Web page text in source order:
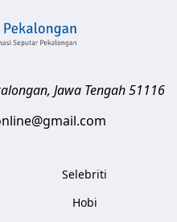
, Jawa Tengah51116
Selebriti
Hobi